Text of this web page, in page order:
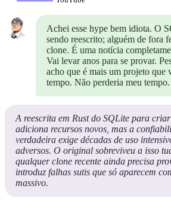
Achei esse hype bem idiota. O
sendo reescrito; alguém de fora
clone. É uma notícia
Vai levar anos para se provar.
acho que é mais um projeto que
tempo. Não perderia meu tempo.
A reescrita em Rust do SQLite para
adiciona recursos novos, mas a
verdadeira exige décadas de uso
adversos. O original sobreviveu a isso
qualquer clone recente ainda precisa
introduz falhas sutis que só aparecem
massivo.